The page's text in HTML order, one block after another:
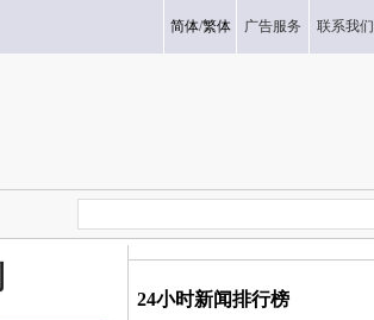
简体/繁体 广告服务 联系我们
24小时新闻排行榜